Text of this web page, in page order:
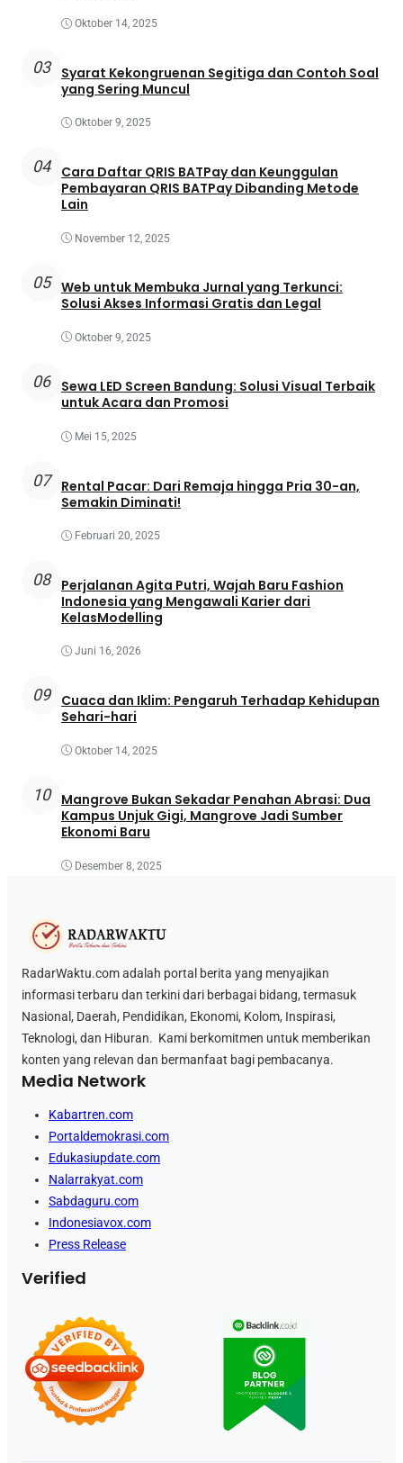
Oktober 14, 2025
03
Syarat Kekongruenan Segitiga dan Contoh Soal
yang Sering Muncul
Oktober 9, 2025
04
Cara Daftar QRIS BATPay dan Keunggulan
Pembayaran QRIS BATPay Dibanding Metode
Lain
November 12, 2025
05 Web untuk Membuka Jurnal yang Terkunci:
Solusi Akses Informasi Gratis dan Legal
Oktober 9, 2025
06
Sewa LED Screen Bandung: Solusi Visual Terbaik
untuk Acara dan Promosi
Mei 15, 2025
07
Rental Pacar: Dari Remaja hingga Pria 30-an,
Semakin Diminati!
Februari 20, 2025
08
Perjalanan Agita Putri, Wajah Baru Fashion
Indonesia yang Mengawali Karier dari
KelasModelling
Juni 16, 2026
09
Cuaca dan Iklim: Pengaruh Terhadap Kehidupan
Sehari-hari
Oktober 14, 2025
10
Mangrove Bukan Sekadar Penahan Abrasi: Dua
Kampus Unjuk Gigi, Mangrove Jadi Sumber
Ekonomi Baru
Desember 8, 2025
RadarWaktu.com adalah portal berita yang menyajikan
informasi terbaru dan terkini dari berbagai bidang, termasuk
Nasional, Daerah, Pendidikan, Ekonomi, Kolom, Inspirasi,
Teknologi, dan Hiburan. Kami berkomitmen untuk memberikan
konten yang relevan dan bermanfaat bagi pembacanya.
Media Network
Kabartren.com
Portaldemokrasi.com
Edukasiupdate.com
Nalarrakyat.com
Sabdaguru.com
Indonesiavox.com
Press Release
Verified